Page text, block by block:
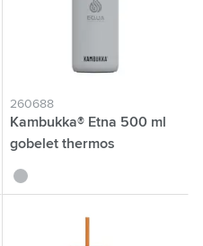
260688
Kambukka® Etna 500 ml
gobelet thermos
gris